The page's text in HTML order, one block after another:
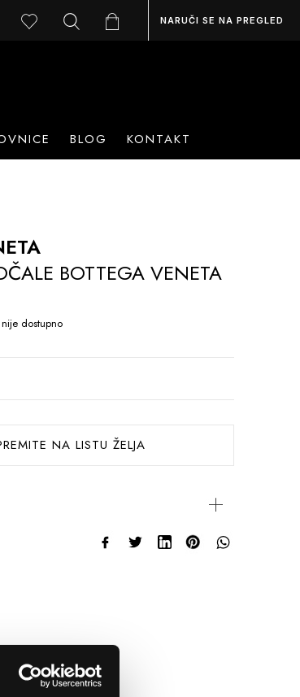
NARUČI SE NA PREGLED
BLOG KONTAKT
BOTTEGA VENETA
dostupno
NA LISTU ŽELJA